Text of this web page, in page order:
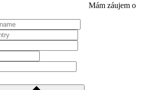
Mám záujem o